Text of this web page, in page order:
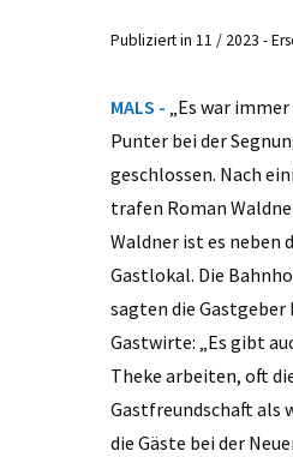
Publiziert in 11 / 2023 -
MALS - „Es war
Punter bei der
geschlossen. Nach
trafen Roman
Waldner ist es neben
Gastlokal. Die
sagten die
Gastwirte: „Es gibt
Theke arbeiten, oft
Gastfreundschaft als
die Gäste bei der